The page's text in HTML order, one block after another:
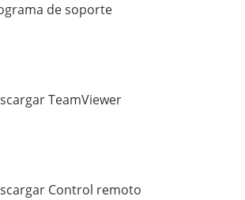
de soporte
TeamViewer
Control remoto